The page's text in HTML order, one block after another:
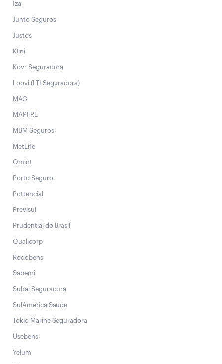
Iza
Junto Seguros
Justos
Klini
Kovr Seguradora
Loovi (LTI Seguradora)
MAG
MAPFRE
MBM Seguros
MetLife
Omint
Porto Seguro
Pottencial
Previsul
Prudential do Brasil
Qualicorp
Rodobens
Sabemi
Suhai Seguradora
SulAmérica Saúde
Tokio Marine Seguradora
Usebens
Yelum